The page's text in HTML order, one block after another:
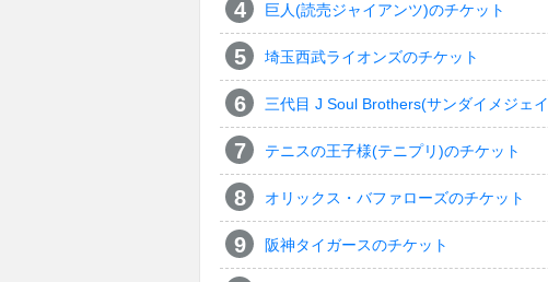
巨人(読売ジャイアンツ)のチケット
埼玉西武ライオンズのチケット
三代目 J Soul Brothers(サンダイメジェ
テニスの王子様(テニプリ)のチケット
オリックス・バファローズのチケット
阪神タイガースのチケット